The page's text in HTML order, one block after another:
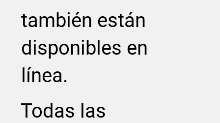
también están
disponibles en
línea.
Todas las